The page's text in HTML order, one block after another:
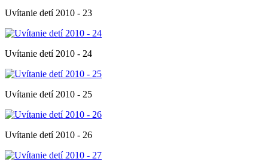
Uvítanie detí 2010 - 23
Uvítanie detí 2010 - 24
Uvítanie detí 2010 - 25
Uvítanie detí 2010 - 26